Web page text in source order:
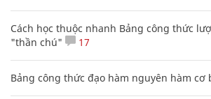
Cách học thuộc nhanh Bảng công thức
"thần chú"
17
Bảng công thức đạo hàm nguyên hàm cơ